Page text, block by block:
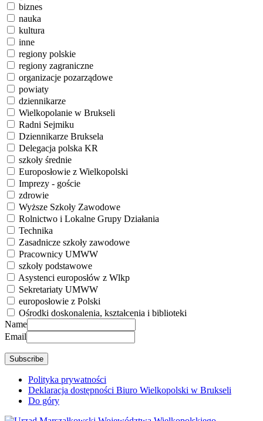
biznes
nauka
kultura
inne
regiony polskie
regiony zagraniczne
organizacje pozarządowe
powiaty
dziennikarze
Wielkopolanie w Brukseli
Radni Sejmiku
Dziennikarze Bruksela
Delegacja polska KR
szkoły średnie
Europosłowie z Wielkopolski
Imprezy - goście
zdrowie
Wyższe Szkoły Zawodowe
Rolnictwo i Lokalne Grupy Działania
Technika
Zasadnicze szkoły zawodowe
Pracownicy UMWW
szkoły podstawowe
Asystenci europosłów z Wlkp
Sekretariaty UMWW
europosłowie z Polski
Ośrodki doskonalenia, kształcenia i biblioteki
Name
Email
Polityka prywatności
Deklaracja dostępności Biuro Wielkopolski w Brukseli
Do góry